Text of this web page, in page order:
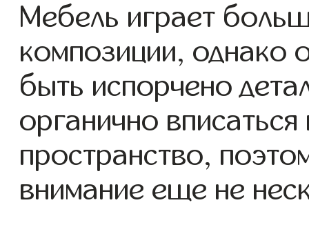
Мебель играет
композиции, однако
быть испорчено
органично
пространство,
внимание еще не